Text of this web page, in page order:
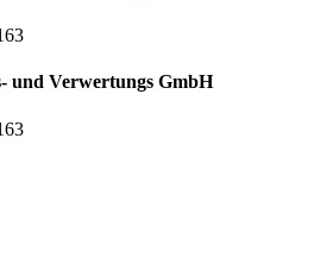
und Verwertungs GmbH